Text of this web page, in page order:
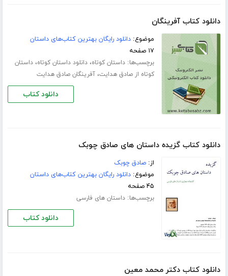
دانلود کتاب آفرینگان
موضوع:دانلود رایگان بهترین کتاب‌های داستان
۱۷ صفحه
برچسب‌ها:داستان کوتاه،دانلود داستان کوتاه،داستان
کوتاه از صادق هدایت،آفرینگان صادق هدایت
دانلود کتاب
دانلود کتاب گزیده داستان های صادق چوبک
از:صادق چوبک
موضوع:دانلود رایگان بهترین کتاب‌های داستان
۴۵ صفحه
برچسب‌ها:داستان های فارسی
دانلود کتاب
دانلود کتاب دکتر محمد معین